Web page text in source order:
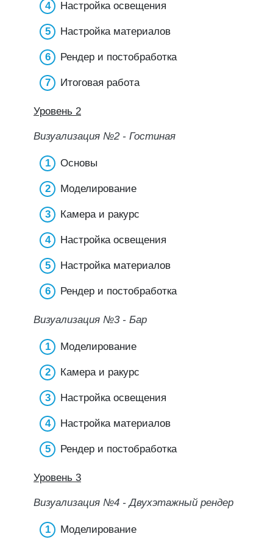
Настройка освещения
Настройка материалов
Рендер и постобработка
Итоговая работа
Уровень 2
Визуализация №2 - Гостиная
Основы
Моделирование
Камера и ракурс
Настройка освещения
Настройка материалов
Рендер и постобработка
Визуализация №3 - Бар
Моделирование
Камера и ракурс
Настройка освещения
Настройка материалов
Рендер и постобработка
Уровень 3
Визуализация №4 - Двухэтажный рендер
Моделирование